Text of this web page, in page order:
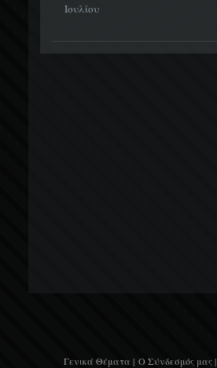
Ιουλίου
Γενικά Θέματα | Ο Σύνδεσμός μας |